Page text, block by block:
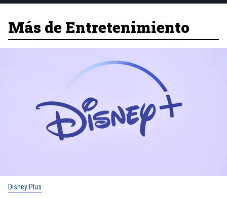
Más de Entretenimiento
Disney Plus